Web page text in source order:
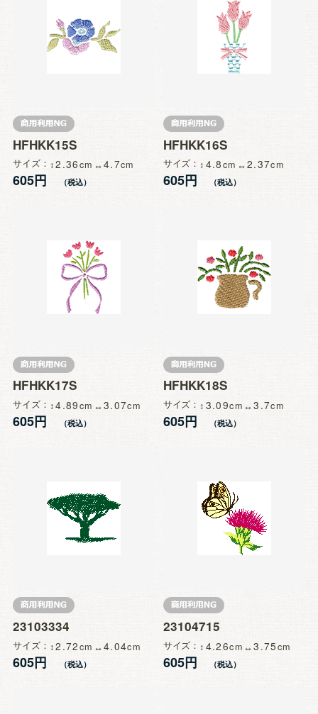
HFHKK15S
サイズ 2.36 4.7
605円
HFHKK16S
サイズ 4.8 2.37
605円
HFHKK17S
サイズ 4.89 3.07
605円
HFHKK18S
サイズ 3.09 3.7
605円
23103334
サイズ 2.72 4.04
605円
23104715
サイズ 4.26 3.75
605円